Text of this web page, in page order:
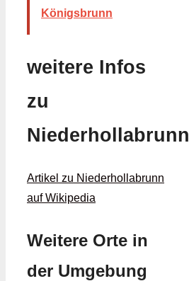
Königsbrunn
weitere Infos
zu
Niederhollabrunn
Artikel zu Niederhollabrunn
auf Wikipedia
Weitere Orte in
der Umgebung